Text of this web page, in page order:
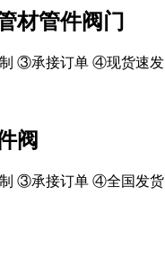
材管件阀门
③承接订单 ④现货速发
阀
③承接订单 ④全国发货